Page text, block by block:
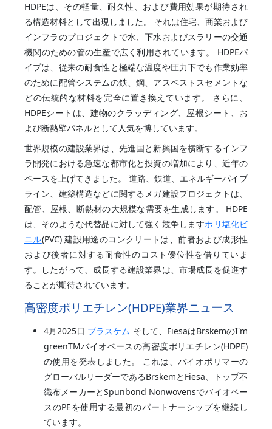
HDPEは、その軽量、耐久性、および費用効果が期待され
る構造材料として出現しました。 それは住宅、商業および
インフラのプロジェクトで水、下水およびスラリーの交通
機関のための管の生産で広く利用されています。 HDPEパ
イプは、従来の耐食性と極端な温度や圧力下でも作業効率
のために配管システムの鉄、鋼、アスベストスセメントな
どの伝統的な材料を完全に置き換えています。 さらに、
HDPEシートは、建物のクラッディング、屋根シート、お
よび断熱壁パネルとして人気を博しています。
世界規模の建設業界は、先進国と新興国を横断するインフ
ラ開発における急速な都市化と投資の増加により、近年の
ペースを上げてきました。 道路、鉄道、エネルギーパイプ
ライン、建築構造などに関するメガ建設プロジェクトは、
配管、屋根、断熱材の大規模な需要を生成します。 HDPE
は、そのような代替品に対して強く競争しますポリ塩化ビ
ニル(PVC) 建設用途のコンクリートは、前者および成形性
および後者に対する耐食性のコスト優位性を借りていま
す。したがって、成長する建設業界は、市場成長を促進す
ることが期待されています。
高密度ポリエチレン(HDPE)業界ニュース
4月2025日 ブラスケム そして、FiesaはBrskemのI'm
greenTMバイオベースの高密度ポリエチレン(HDPE)
の使用を発表しました。 これは、バイオポリマーの
グローバルリーダーであるBrskemとFiesa、トップ不
織布メーカーとSpunbond Nonwovensでバイオベー
スのPEを使用する最初のパートナーシップを継続し
ています。